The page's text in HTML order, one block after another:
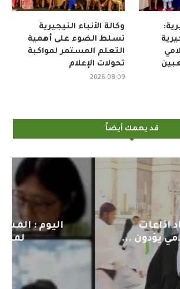
وكالة الأنباء النيجيرية
تسلط الضوء على أهمية
التعلم المستمر لمواكبة
تحولات الإعلام
2026-08-09
قد يهمك أيضاً
بالاجتماع التحضيري
قمة اسيا...
2022-04-12